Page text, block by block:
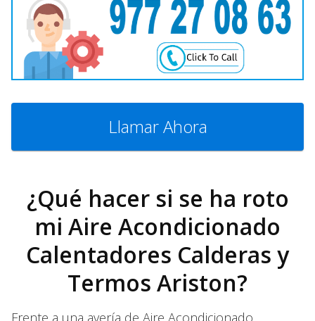
Llamar Ahora
¿Qué hacer si se ha roto
mi Aire Acondicionado
Calentadores Calderas y
Termos Ariston?
Frente a una avería de Aire Acondicionado